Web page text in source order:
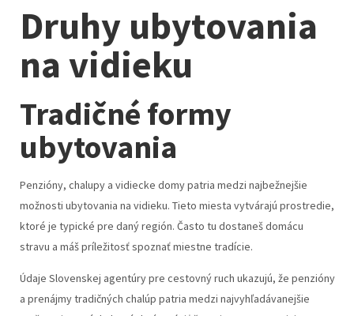
Druhy ubytovania
na vidieku
Tradičné formy
ubytovania
Penzióny, chalupy a vidiecke domy patria medzi najbežnejšie
možnosti ubytovania na vidieku. Tieto miesta vytvárajú prostredie,
ktoré je typické pre daný región. Často tu dostaneš domácu
stravu a máš príležitosť spoznať miestne tradície.
Údaje Slovenskej agentúry pre cestovný ruch ukazujú, že penzióny
a prenájmy tradičných chalúp patria medzi najvyhľadávanejšie